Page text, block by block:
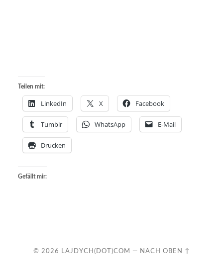
Teilen mit:
LinkedIn X Facebook
Tumblr WhatsApp E-Mail
Drucken
Gefällt mir:
© 2026 LAJDYCH(DOT)COM — NACH OBEN ↑